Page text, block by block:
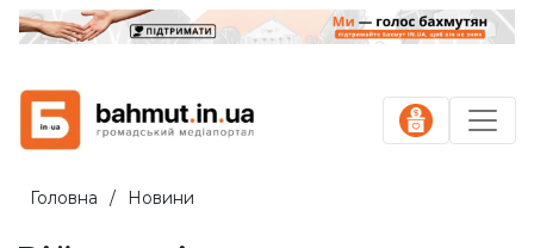
Головна Новини